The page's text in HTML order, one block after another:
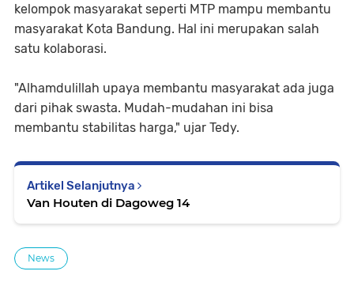
kelompok masyarakat seperti MTP mampu membantu
masyarakat Kota Bandung. Hal ini merupakan salah
satu kolaborasi.
"Alhamdulillah upaya membantu masyarakat ada juga
dari pihak swasta. Mudah-mudahan ini bisa
membantu stabilitas harga," ujar Tedy.
Artikel Selanjutnya
Van Houten di Dagoweg 14
News